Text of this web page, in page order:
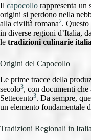
Il capocollo rappresenta un
origini si perdono nella
alla civiltà romana2.
in diverse regioni d’Italia,
le tradizioni culinarie
Origini del Capocollo
Le prime tracce della
secolo3, con documenti che
Settecento3. Da sempre,
un elemento fondamentale
Tradizioni Regionali in Italia